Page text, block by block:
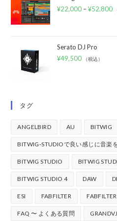
¥22,000 –¥52,800
Serato DJ Pro
¥49,500 （税込）
タグ
ANGELBIRD AU BITWIG
BITWIG-STUDIOで良い感じに音楽
BITWIG STUDIO BITWIG
BITWIG STUDIO 4 DAW
ESI FABFILTER
FAQ 〜 よくある質問 GRANDVJ